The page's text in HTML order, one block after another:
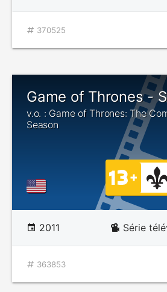
370525
Game of Thrones -
v.o. : Game of Thrones: The
Season
2011 Série
363853